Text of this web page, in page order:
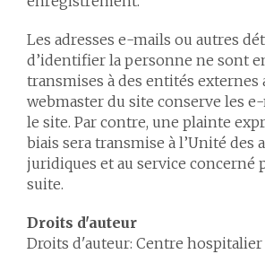
Les adresses e-mails ou autres
d’identifier la personne ne sont
transmises à des entités externes
webmaster du site conserve les
le site. Par contre, une plainte
biais sera transmise à l’Unité des
juridiques et au service concerné
suite.
Droits d'auteur
Droits d'auteur: Centre